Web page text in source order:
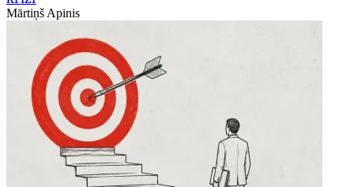
Mārtiņš Apinis